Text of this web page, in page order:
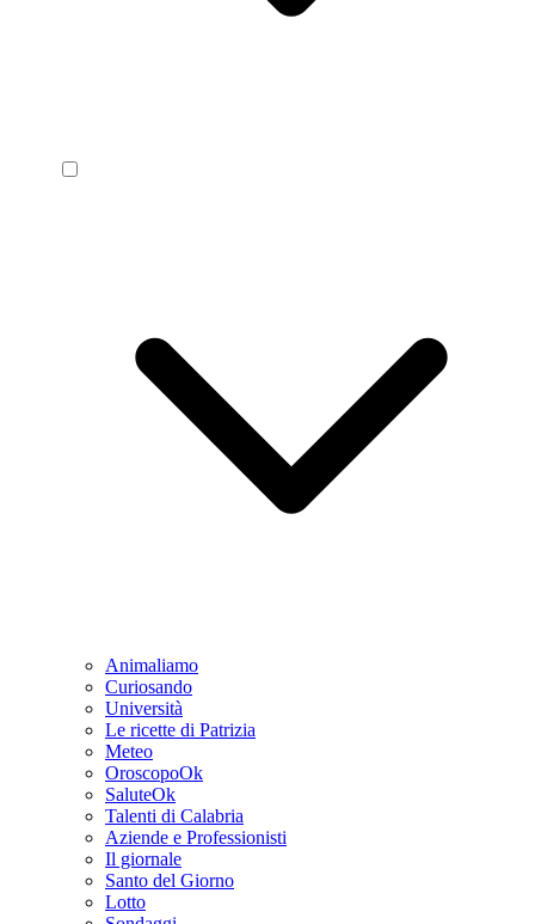
Animaliamo
Curiosando
Università
Le ricette di Patrizia
Meteo
OroscopoOk
SaluteOk
Talenti di Calabria
Aziende e Professionisti
Il giornale
Santo del Giorno
Lotto